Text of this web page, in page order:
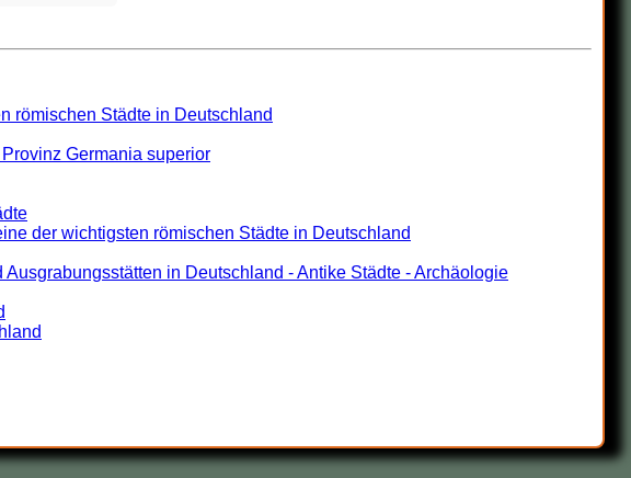
römischen Städte in Deutschland
Germania superior
der wichtigsten römischen Städte in Deutschland
in Deutschland - Antike Städte - Archäologie